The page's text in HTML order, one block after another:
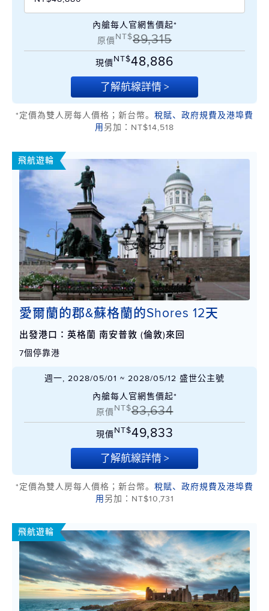
內艙每人官網售價起*
原價NT$89,315
現價NT$48,886
了解航線詳情 >
*定價為雙人房每人價格；新台幣。 稅賦、政府規費及港埠費
用 另加：NT$14,518
飛航遊輪
愛爾蘭的郡&蘇格蘭的Shores 12天
出發港口：英格蘭 南安普敦 (倫敦)來回
7個停靠港
週一, 2028/05/01 ~ 2028/05/12 盛世公主號
內艙每人官網售價起*
原價NT$83,634
現價NT$49,833
了解航線詳情 >
*定價為雙人房每人價格；新台幣。 稅賦、政府規費及港埠費
用 另加：NT$10,731
飛航遊輪